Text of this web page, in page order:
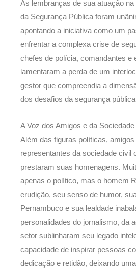
As lembranças de sua atuação
da Segurança Pública foram
apontando a iniciativa como um
enfrentar a complexa crise de
chefes de polícia, comandantes e
lamentaram a perda de um
gestor que compreendia a
dos desafios da segurança
A Voz dos Amigos e da Sociedade
Além das figuras políticas, amigos
representantes da sociedade civil
prestaram suas homenagens.
apenas o político, mas o homem
erudição, seu senso de humor,
Pernambuco e sua lealdade
personalidades do jornalismo, da
setor sublinharam seu legado
capacidade de inspirar pessoas
dedicação e retidão, deixando